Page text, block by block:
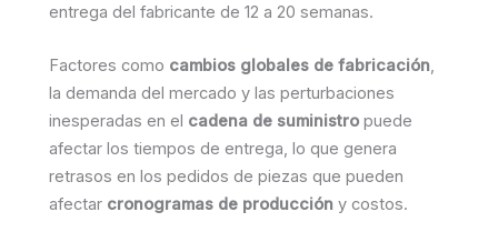
entrega del fabricante de 12 a 20 semanas.
Factores como cambios globales de fabricación,
la demanda del mercado y las perturbaciones
inesperadas en el cadena de suministro puede
afectar los tiempos de entrega, lo que genera
retrasos en los pedidos de piezas que pueden
afectar cronogramas de producción y costos.